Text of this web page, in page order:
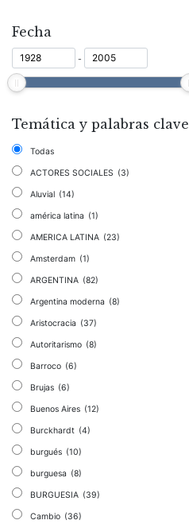
Fecha
-
Temática y palabras clave
Todas
ACTORES SOCIALES (3)
Aluvial (14)
américa latina (1)
AMERICA LATINA (23)
Amsterdam (1)
ARGENTINA (82)
Argentina moderna (8)
Aristocracia (37)
Autoritarismo (8)
Barroco (6)
Brujas (6)
Buenos Aires (12)
Burckhardt (4)
burgués (10)
burguesa (8)
BURGUESIA (39)
Cambio (36)